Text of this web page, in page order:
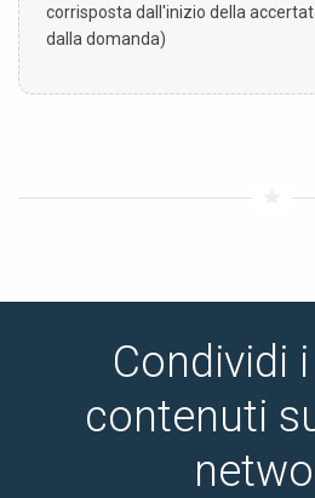
corrisposta dall'inizio della
dalla domanda)
Condividi
contenuti